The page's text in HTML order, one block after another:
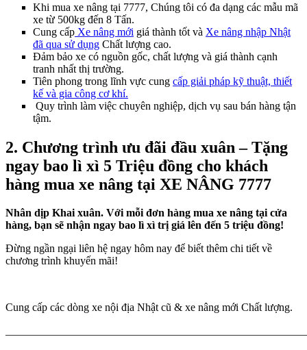
Khi mua xe nâng tại 7777, Chúng tôi có đa dạng các mẫu mã
xe từ 500kg đến 8 Tấn.
Cung cấp Xe nâng mới giá thành tốt và Xe nâng nhập Nhật
đã qua sử dụng Chất lượng cao.
Đảm bảo xe có nguồn gốc, chất lượng và giá thành cạnh
tranh nhất thị trường.
Tiên phong trong lĩnh vực cung cấp giải pháp kỹ thuật, thiết
kế và gia công cơ khí.
Quy trình làm việc chuyên nghiệp, dịch vụ sau bán hàng tận
tậm.
2. Chương trình ưu đãi đầu xuân – Tặng
ngay bao lì xì 5 Triệu đồng cho khách
hàng mua xe nâng tại XE NÂNG 7777
Nhân dịp Khai xuân. Với mỗi đơn hàng mua xe nâng tại cửa
hàng, bạn sẽ nhận ngay bao lì xì trị giá lên đến 5 triệu đồng!
Đừng ngần ngại liên hệ ngay hôm nay để biết thêm chi tiết về
chương trình khuyến mãi!
Cung cấp các dòng xe nội địa Nhật cũ & xe nâng mới Chất lượng.